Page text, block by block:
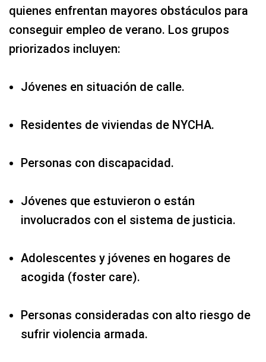
quienes enfrentan mayores obstáculos para
conseguir empleo de verano. Los grupos
priorizados incluyen:
Jóvenes en situación de calle.
Residentes de viviendas de NYCHA.
Personas con discapacidad.
Jóvenes que estuvieron o están
involucrados con el sistema de justicia.
Adolescentes y jóvenes en hogares de
acogida (foster care).
Personas consideradas con alto riesgo de
sufrir violencia armada.